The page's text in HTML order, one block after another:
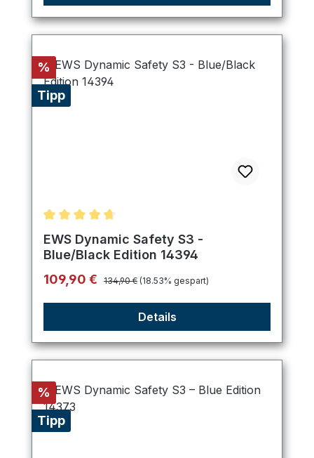
Rabatt
%
Tipp
Durchschnittliche Bewertung von 4.75 von 5
EWS Dynamic Safety S3 -
Blue/Black Edition 14394
Verkaufspreis:
109,90 € Regulärer Preis:
134,90 € (18.53% gespart)
Details
Rabatt
%
Tipp